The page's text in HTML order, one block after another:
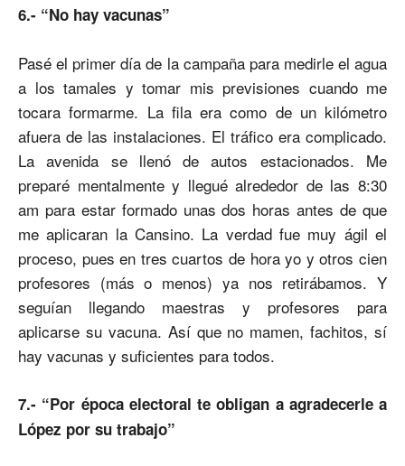
6.- “No hay vacunas”
Pasé el primer día de la campaña para medirle el agua
a los tamales y tomar mis previsiones cuando me
tocara formarme. La fila era como de un kilómetro
afuera de las instalaciones. El tráfico era complicado.
La avenida se llenó de autos estacionados. Me
preparé mentalmente y llegué alrededor de las 8:30
am para estar formado unas dos horas antes de que
me aplicaran la Cansino. La verdad fue muy ágil el
proceso, pues en tres cuartos de hora yo y otros cien
profesores (más o menos) ya nos retirábamos. Y
seguían llegando maestras y profesores para
aplicarse su vacuna. Así que no mamen, fachitos, sí
hay vacunas y suficientes para todos.
7.- “Por época electoral te obligan a agradecerle a
López por su trabajo”